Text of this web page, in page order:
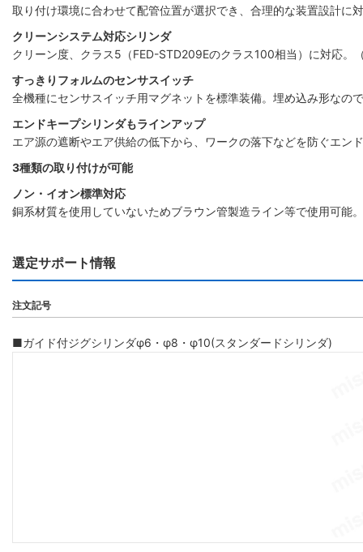
取り付け環境に合わせて配管位置が選択でき、合理的な装置設計に
クリーンシステム対応シリンダ
クリーン度、クラス5（FED-STD209Eのクラス100相当）に対応。
すっきりフォルムのセンサスイッチ
全機種にセンサスイッチ用マグネットを標準装備。埋め込み形なの
エンドキープシリンダもラインアップ
エア源の遮断やエア供給の低下から、ワークの落下などを防ぐエン
3種類の取り付けが可能
ノン・イオン標準対応
銅系材質を使用していないためブラウン管製造ライン等で使用可能
選定サポート情報
注文記号
■ガイド付ジグシリンダφ6・φ8・φ10(スタンダードシリンダ)